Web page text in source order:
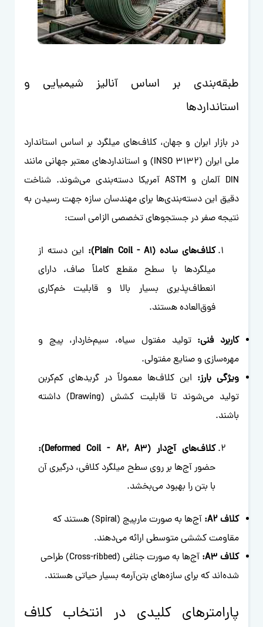
طبقه‌بندی بر اساس آنالیز شیمیایی و
استانداردها
در بازار ایران و جهان، کلاف‌های میلگرد بر اساس استاندارد
ملی ایران (INSO 3132) و استانداردهای معتبر جهانی مانند
DIN آلمان و ASTM آمریکا دسته‌بندی می‌شوند. شناخت
دقیق این دسته‌بندی‌ها برای مهندسان سازه جهت رسیدن به
نتیجه صفر در جستجوهای تخصصی الزامی است:
کلاف‌های ساده (Plain Coil - A1):
این دسته از
میلگردها با سطح مقطع کاملاً صاف، دارای
انعطاف‌پذیری بسیار بالا و قابلیت خم‌کاری
فوق‌العاده هستند.
کاربرد فنی: تولید مفتول سیاه، سیم‌خاردار، پیچ و
مهره‌سازی و صنایع مفتولی.
ویژگی بارز: این کلاف‌ها معمولاً در گریدهای کم‌کربن
تولید می‌شوند تا قابلیت کشش (Drawing) داشته
باشند.
کلاف‌های آج‌دار (Deformed Coil - A2, A3):
حضور آج‌ها بر روی سطح میلگرد کلافی، درگیری آن
با بتن را بهبود می‌بخشد.
کلاف A2:
آج‌ها به صورت مارپیچ (Spiral) هستند که
مقاومت کششی متوسطی ارائه می‌دهند.
کلاف A3:
آج‌ها به صورت جناغی (Cross-ribbed) طراحی
شده‌اند که برای سازه‌های بتن‌آرمه بسیار حیاتی هستند.
پارامترهای کلیدی در انتخاب کلاف